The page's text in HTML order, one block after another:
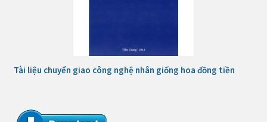
Tài liệu chuyển giao công nghệ nhân giống hoa đồng tiền